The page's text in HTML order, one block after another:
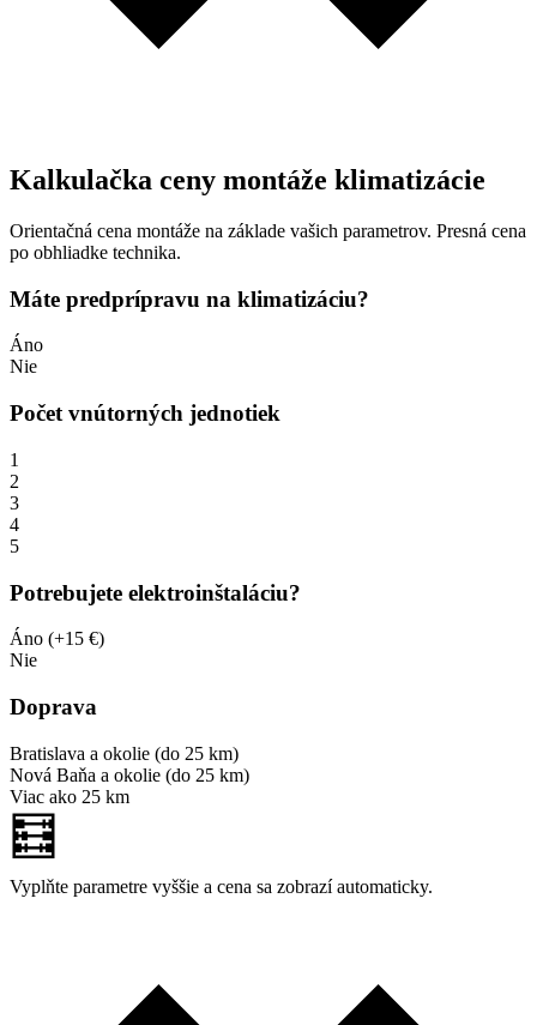
Kalkulačka ceny montáže klimatizácie
Orientačná cena montáže na základe vašich parametrov. Presná cena
po obhliadke technika.
Máte predprípravu na klimatizáciu?
Áno
Nie
Počet vnútorných jednotiek
1
2
3
4
5
Potrebujete elektroinštaláciu?
Áno (+15 €)
Nie
Doprava
Bratislava a okolie (do 25 km)
Nová Baňa a okolie (do 25 km)
Viac ako 25 km
🧮
Vyplňte parametre vyššie a cena sa zobrazí automaticky.